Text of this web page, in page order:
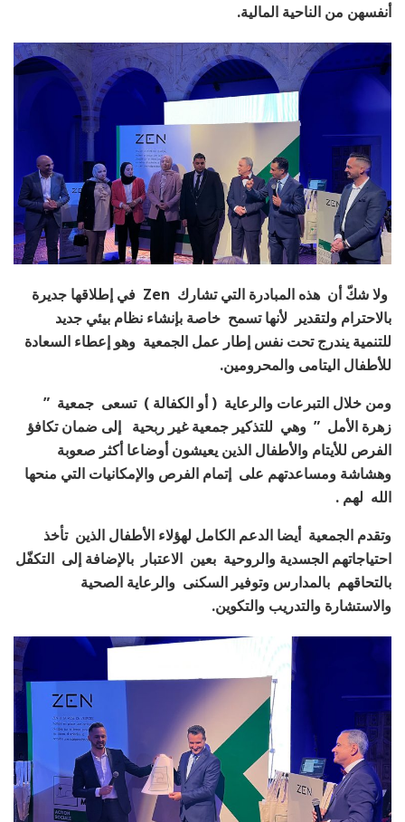
أنفسهن من الناحية المالية.
ولا شكّ أن هذه المبادرة التي تشارك Zen في إطلاقها جديرة
بالاحترام ولتقدير لأنها تسمح خاصة بإنشاء نظام بيئي جديد
للتنمية يندرج تحت نفس إطار عمل الجمعية وهو إعطاء السعادة
للأطفال اليتامى والمحرومين.
ومن خلال التبرعات والرعاية ( أو الكفالة ) تسعى جمعية ”
زهرة الأمل ” وهي للتذكير جمعية غير ربحية إلى ضمان تكافؤ
الفرص للأيتام والأطفال الذين يعيشون أوضاعا أكثر صعوبة
وهشاشة ومساعدتهم على إتمام الفرص والإمكانيات التي منحها
الله لهم .
وتقدم الجمعية أيضا الدعم الكامل لهؤلاء الأطفال الذين تأخذ
احتياجاتهم الجسدية والروحية بعين الاعتبار بالإضافة إلى التكفّل
بالتحاقهم بالمدارس وتوفير السكنى والرعاية الصحية
والاستشارة والتدريب والتكوين.